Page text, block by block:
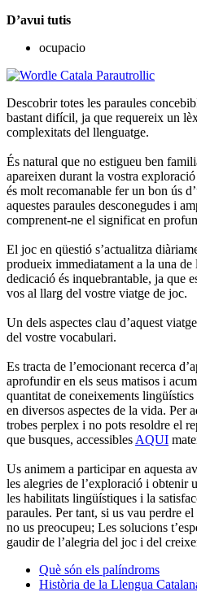
D’avui tutis
ocupacio
Descobrir totes les paraules
bastant difícil, ja que requereix un
complexitats del llenguatge.
És natural que no estigueu ben
apareixen durant la vostra
és molt recomanable fer un bon ús
aquestes paraules desconegudes i
comprenent-ne el significat en
El joc en qüestió s’actualitza
produeix immediatament a la una de
dedicació és inquebrantable, ja que
vos al llarg del vostre viatge de joc.
Un dels aspectes clau d’aquest
del vostre vocabulari.
Es tracta de l’emocionant recerca
aprofundir en els seus matisos i
quantitat de coneixements
en diversos aspectes de la vida. Per
trobes perplex i no pots resoldre el
que busques, accessibles AQUI
Us animem a participar en aquesta
les alegries de l’exploració i obtenir
les habilitats lingüístiques i la
paraules. Per tant, si us vau perdre
no us preocupeu; Les solucions
gaudir de l’alegria del joc i del
Què són els palíndroms
Història de la Llengua